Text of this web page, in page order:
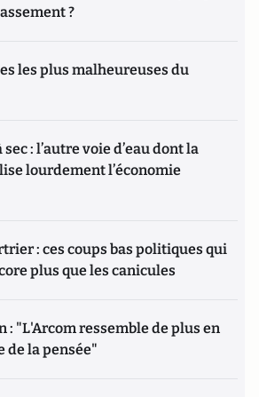
?
les plus malheureuses du
: l’autre voie d’eau dont la
lourdement l’économie
: ces coups bas politiques qui
plus que les canicules
: "L'Arcom ressemble de plus en
de la pensée"